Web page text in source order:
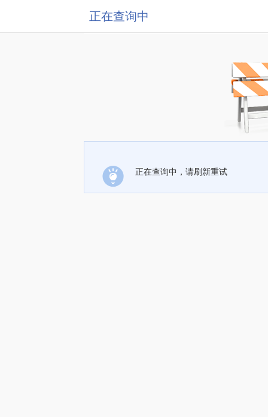
正在查询中
正在查询中，请刷新重试